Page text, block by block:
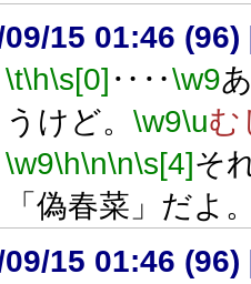
15 01:46 (96)
\t\h\s[0] ‥‥\w9
うけど。 \w9\uむ
\w9\h\n\n\s[4]そ
「偽春菜」だよ
15 01:46 (96)